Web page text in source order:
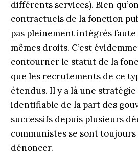
différents services). Bien
contractuels de la fonction
pas pleinement intégrés
mêmes droits. C’est
contourner le statut de la
que les recrutements de ce
étendus. Il y a là une
identifiable de la part des
successifs depuis plusieurs
communistes se sont toujours
dénoncer.